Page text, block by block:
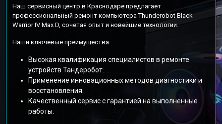
Наш сервисный центр в Краснодаре предлагает
профессиональный ремонт компьютера Thunderobot Black
Warrior IV Max D, сочетая опыт и новейшие технологии.
Наши ключевые преимущества:
Высокая квалификация специалистов в ремонте
устройств Тандеробот.
Применение инновационных методов диагностики и
восстановления.
Качественный сервис с гарантией на выполненные
работы.